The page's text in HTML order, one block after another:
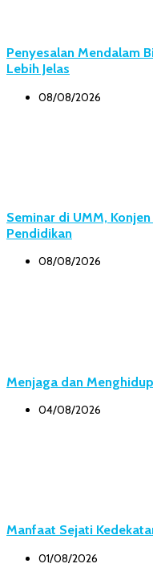
Penyesalan Mendalam
Lebih Jelas
08/08/2026
Seminar di UMM,
Pendidikan
08/08/2026
Menjaga dan
04/08/2026
Manfaat Sejati
01/08/2026